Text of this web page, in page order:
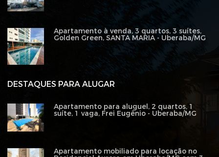
DESTAQUES PARA ALUGAR
Apartamento para aluguel, 2 quartos, 1
suíte, 1 vaga, Frei Eugênio - Uberaba/MG
Apartamento mobiliado para locação no
Apartamento à venda, 3 quartos, 3 suítes,
Golden Green, SANTA MARIA - Uberaba/MG